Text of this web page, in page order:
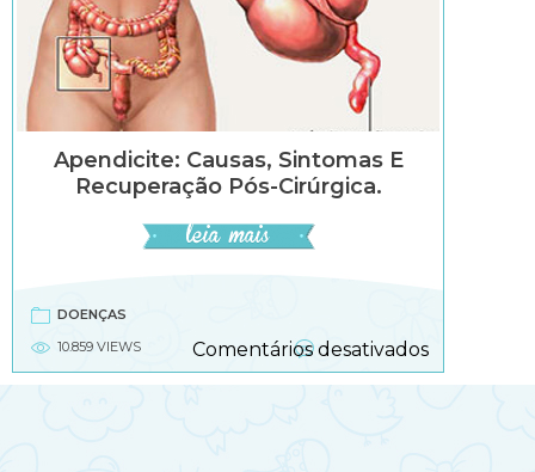
Apendicite: Causas, Sintomas E
Recuperação Pós-Cirúrgica.
DOENÇAS
10.859 VIEWS
Comentários desativadosem
Apendicite: